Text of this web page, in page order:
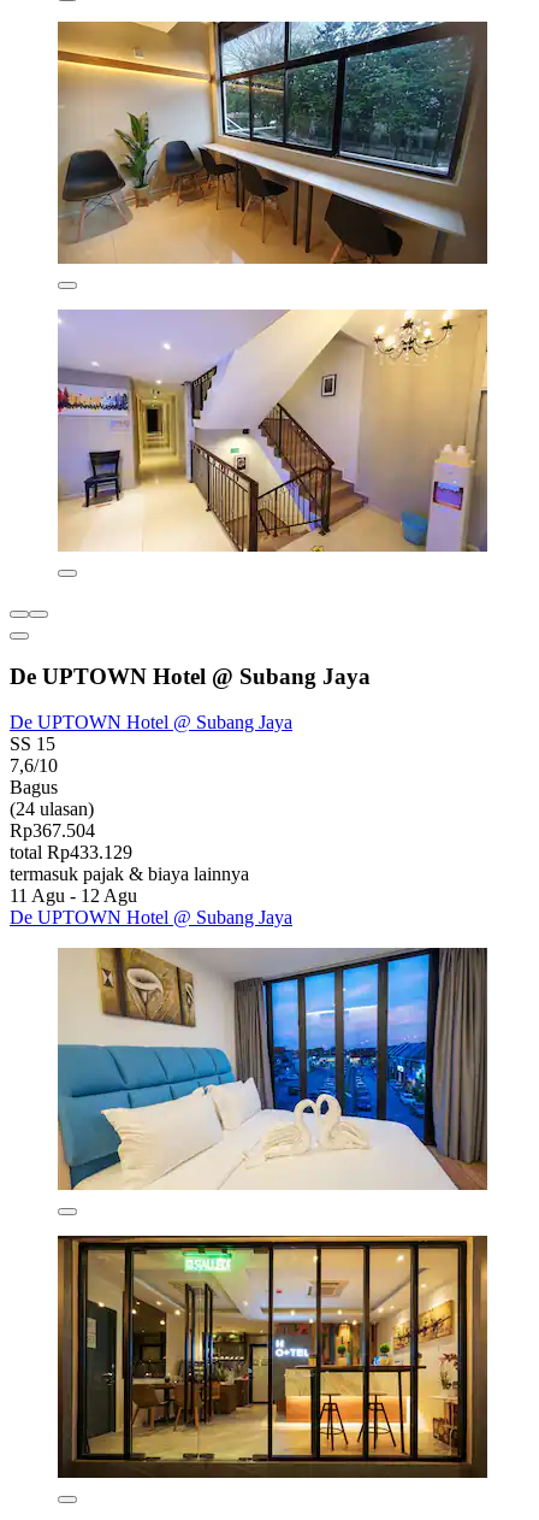
De UPTOWN Hotel @ Subang Jaya
De UPTOWN Hotel @ Subang Jaya
SS 15
7,6/10
Bagus
(24 ulasan)
Rp367.504
total Rp433.129
termasuk pajak & biaya lainnya
11 Agu - 12 Agu
De UPTOWN Hotel @ Subang Jaya